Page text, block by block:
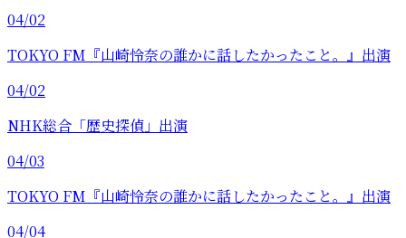
04/02
TOKYO FM『山崎怜奈の誰かに話したかったこと。』出演
04/02
NHK総合「歴史探偵」出演
04/03
TOKYO FM『山崎怜奈の誰かに話したかったこと。』出演
04/04